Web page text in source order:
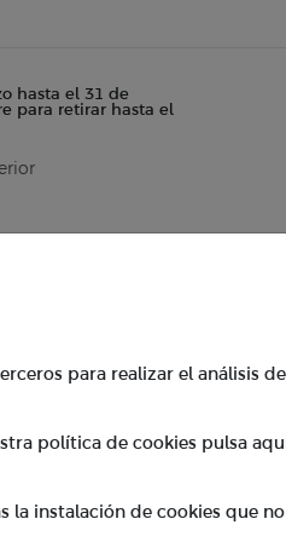
hasta el 31 de
para retirar hasta el
para realizar el análisis
política de cookies pulsa
la instalación de cookies que no